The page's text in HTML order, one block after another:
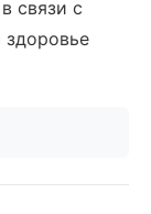
связи с
здоровье